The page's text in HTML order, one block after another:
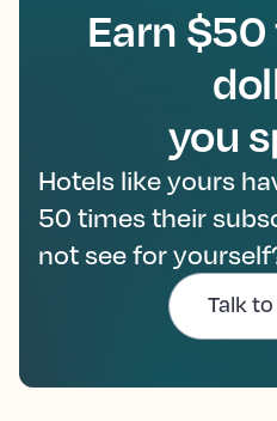
Earn
you
Hotels like yours
50 times their
not see for
Talk